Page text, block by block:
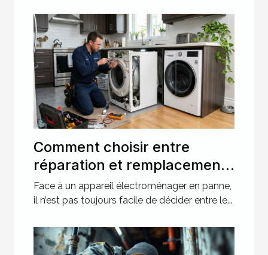
Comment choisir entre
réparation et remplacement
pour votre électroménager ?
Face à un appareil électroménager en panne,
il n’est pas toujours facile de décider entre le...